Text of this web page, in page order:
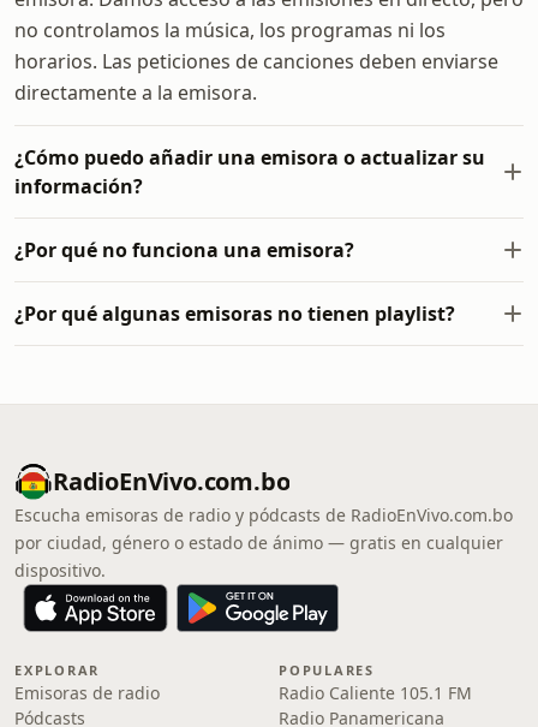
no controlamos la música, los programas ni los
horarios. Las peticiones de canciones deben enviarse
directamente a la emisora.
¿Cómo puedo añadir una emisora o actualizar su
información?
¿Por qué no funciona una emisora?
¿Por qué algunas emisoras no tienen playlist?
RadioEnVivo.com.bo
Escucha emisoras de radio y pódcasts de RadioEnVivo.com.bo
por ciudad, género o estado de ánimo — gratis en cualquier
dispositivo.
EXPLORAR
Emisoras de radio
Pódcasts
POPULARES
Radio Caliente 105.1 FM
Radio Panamericana